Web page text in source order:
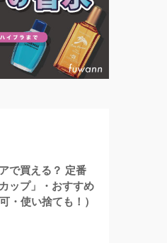
で買える？ 定番
ップ」・おすすめ
・使い捨ても！）